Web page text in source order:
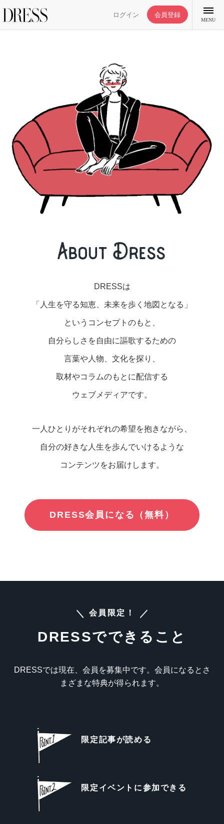
ログイン 会員登録
MENU
DRESS部活
ライフスタイル
恋愛/結婚/離婚
美容/健康
妊娠/出産/家族
占い
ゲーム
DRESSは
「人生を守る知恵、未来を歩く地図となる」
というコンセプトのもと、
自分らしさを自由に謳歌するための
言葉や人物、文化を探り、
取材やコラムのもとに配信する
ウェブメディアです。
一人ひとりがそれぞれの希望を抱きながら、
自分の好きな人生を歩んでいけるような
コンテンツをお届けします。
DRESS会員になる（無料）
会員限定！
DRESSでできること
DRESSでは現在、会員を募集中です。会員になるとさ
まざまな特典が得られます。
限定記事が読める
限定イベントに参加できる